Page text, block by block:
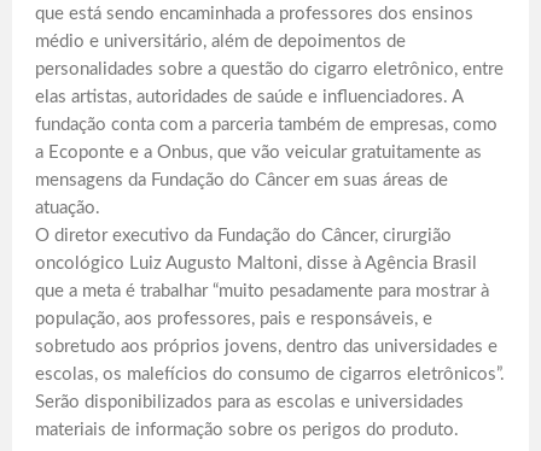
que está sendo encaminhada a professores dos ensinos
médio e universitário, além de depoimentos de
personalidades sobre a questão do cigarro eletrônico, entre
elas artistas, autoridades de saúde e influenciadores. A
fundação conta com a parceria também de empresas, como
a Ecoponte e a Onbus, que vão veicular gratuitamente as
mensagens da Fundação do Câncer em suas áreas de
atuação.
O diretor executivo da Fundação do Câncer, cirurgião
oncológico Luiz Augusto Maltoni, disse à Agência Brasil
que a meta é trabalhar “muito pesadamente para mostrar à
população, aos professores, pais e responsáveis, e
sobretudo aos próprios jovens, dentro das universidades e
escolas, os malefícios do consumo de cigarros eletrônicos”.
Serão disponibilizados para as escolas e universidades
materiais de informação sobre os perigos do produto.